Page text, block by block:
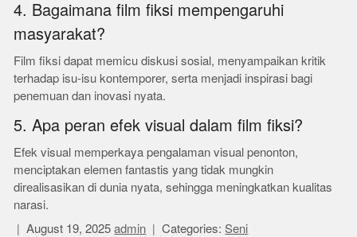
4. Bagaimana film fiksi mempengaruhi
masyarakat?
Film fiksi dapat memicu diskusi sosial, menyampaikan kritik
terhadap isu-isu kontemporer, serta menjadi inspirasi bagi
penemuan dan inovasi nyata.
5. Apa peran efek visual dalam film fiksi?
Efek visual memperkaya pengalaman visual penonton,
menciptakan elemen fantastis yang tidak mungkin
direalisasikan di dunia nyata, sehingga meningkatkan kualitas
narasi.
August 19, 2025 admin Categories:Seni